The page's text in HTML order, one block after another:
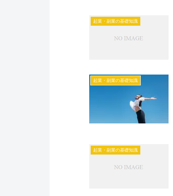
起業・副業の基礎知識
起業・副業の基礎知識
起業・副業の基礎知識